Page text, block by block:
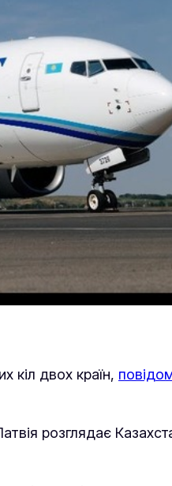
кіл двох країн,
розглядає